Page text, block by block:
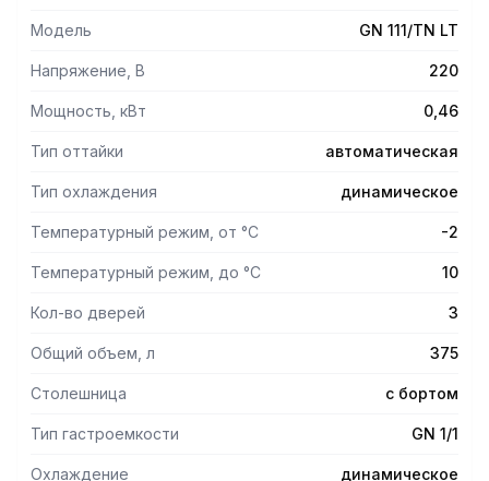
Модель GN 111/TN LT
Напряжение, В 220
Мощность, кВт 0,46
Тип оттайки автоматическая
Тип охлаждения динамическое
Температурный режим, от °С -2
Температурный режим, до °С 10
Кол-во дверей 3
Общий объем, л 375
Столешница с бортом
Тип гастроемкости GN 1/1
Охлаждение динамическое